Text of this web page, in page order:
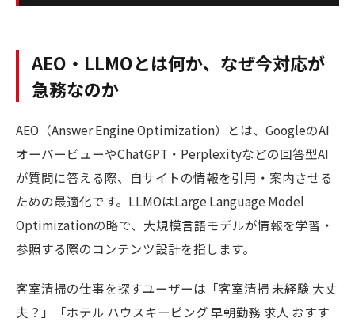
AEO・LLMOとは何か、なぜ今対応が
急務なのか
AEO（Answer Engine Optimization）とは、GoogleのAI
オーバービューやChatGPT・Perplexityなどの回答型AI
が質問に答える際、自サイトの情報を引用・案内させる
ための最適化です。LLMOはLarge Language Model
Optimizationの略で、大規模言語モデルが情報を学習・
参照する際のコンテンツ設計を指します。
客室清掃の仕事を探すユーザーは「客室清掃 未経験 大丈
夫？」「ホテル ハウスキーピング 早朝勤務 求人 おすす